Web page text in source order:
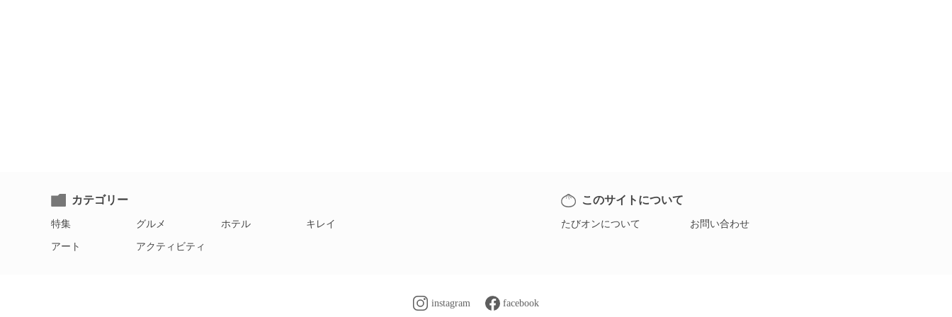
カテゴリー
特集 グルメ ホテル キレイ
アート アクティビティ
このサイトについて
たびオンについて お問い合わせ
instagram facebook